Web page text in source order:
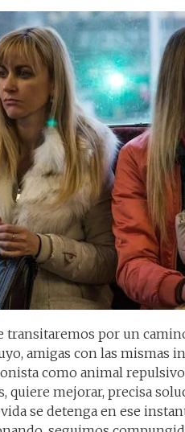
por un
amigas con las mismas
como animal
quiere mejorar, precisa
se detenga en ese